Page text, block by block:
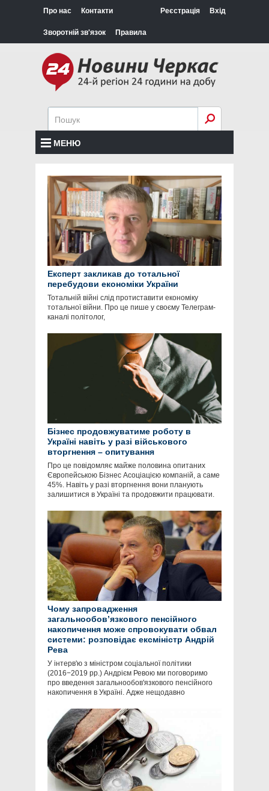
Про нас Контакти
Зворотній зв'язок Правила
Реєстрація Вхід
МЕНЮ
Експерт закликав до тотальної
перебудови економіки України
Тотальній війні слід протиставити економіку
тотальної війни. Про це пише у своєму Телеграм-
каналі політолог,
Бізнес продовжуватиме роботу в
Україні навіть у разі військового
вторгнення – опитування
Про це повідомляє майже половина опитаних
Європейською Бізнес Асоціацією компаній, а саме
45%. Навіть у разі вторгнення вони планують
залишитися в Україні та продовжити працювати.
Чому запровадження
загальнообов’язкового пенсійного
накопичення може спровокувати обвал
системи: розповідає ексміністр Андрій
Рева
У інтерв'ю з міністром соціальної політики
(2016−2019 рр.) Андрієм Ревою ми поговоримо
про введення загальнообов'язкового пенсійного
накопичення в Україні. Адже нещодавно